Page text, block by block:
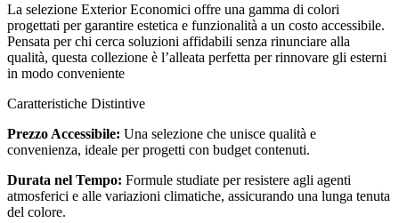
La selezione Exterior Economici offre una gamma di colori
progettati per garantire estetica e funzionalità a un costo accessibile.
Pensata per chi cerca soluzioni affidabili senza rinunciare alla
qualità, questa collezione è l’alleata perfetta per rinnovare gli esterni
in modo conveniente
Caratteristiche Distintive
Prezzo Accessibile: Una selezione che unisce qualità e
convenienza, ideale per progetti con budget contenuti.
Durata nel Tempo: Formule studiate per resistere agli agenti
atmosferici e alle variazioni climatiche, assicurando una lunga tenuta
del colore.